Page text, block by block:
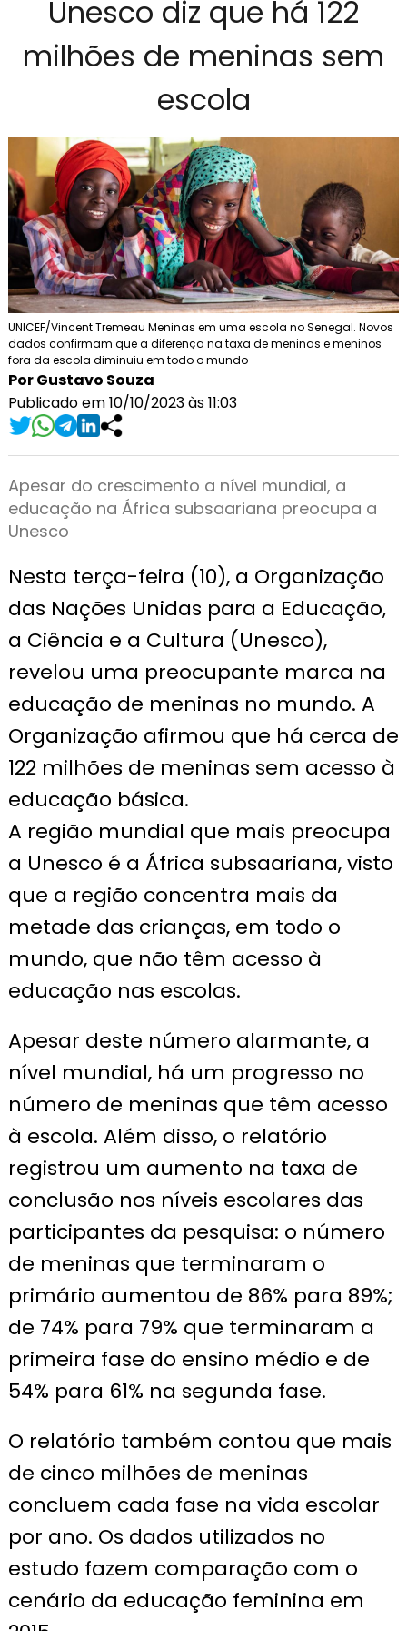
Unesco diz que há 122
milhões de meninas sem
escola
UNICEF/Vincent Tremeau Meninas em uma escola no Senegal. Novos
dados confirmam que a diferença na taxa de meninas e meninos
fora da escola diminuiu em todo o mundo
Por Gustavo Souza
Publicado em 10/10/2023 às 11:03
Apesar do crescimento a nível mundial, a
educação na África subsaariana preocupa a
Unesco
Nesta terça-feira (10), a Organização
das Nações Unidas para a Educação,
a Ciência e a Cultura (Unesco),
revelou uma preocupante marca na
educação de meninas no mundo. A
Organização afirmou que há cerca de
122 milhões de meninas sem acesso à
educação básica.
A região mundial que mais preocupa
a Unesco é a África subsaariana, visto
que a região concentra mais da
metade das crianças, em todo o
mundo, que não têm acesso à
educação nas escolas.
Apesar deste número alarmante, a
nível mundial, há um progresso no
número de meninas que têm acesso
à escola. Além disso, o relatório
registrou um aumento na taxa de
conclusão nos níveis escolares das
participantes da pesquisa: o número
de meninas que terminaram o
primário aumentou de 86% para 89%;
de 74% para 79% que terminaram a
primeira fase do ensino médio e de
54% para 61% na segunda fase.
O relatório também contou que mais
de cinco milhões de meninas
concluem cada fase na vida escolar
por ano. Os dados utilizados no
estudo fazem comparação com o
cenário da educação feminina em